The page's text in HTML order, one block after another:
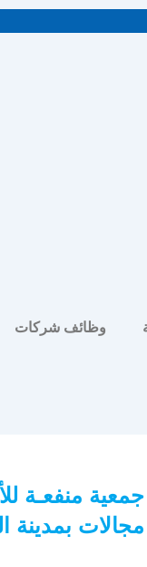
وظائف شركات
جمعية منفعـة
مجالات بمدينة